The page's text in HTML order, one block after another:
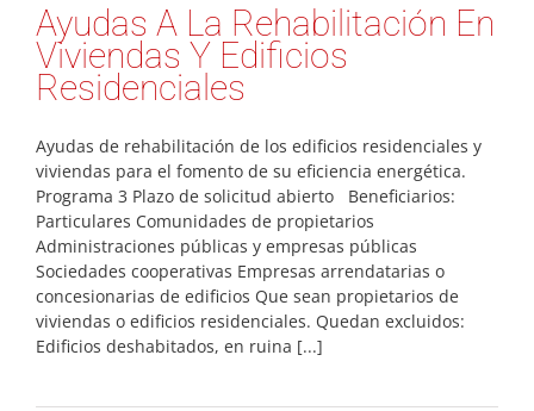
Ayudas A La Rehabilitación En
Viviendas Y Edificios
Residenciales
Ayudas de rehabilitación de los edificios residenciales y
viviendas para el fomento de su eficiencia energética.
Programa 3 Plazo de solicitud abierto Beneficiarios:
Particulares Comunidades de propietarios
Administraciones públicas y empresas públicas
Sociedades cooperativas Empresas arrendatarias o
concesionarias de edificios Que sean propietarios de
viviendas o edificios residenciales. Quedan excluidos:
Edificios deshabitados, en ruina [...]